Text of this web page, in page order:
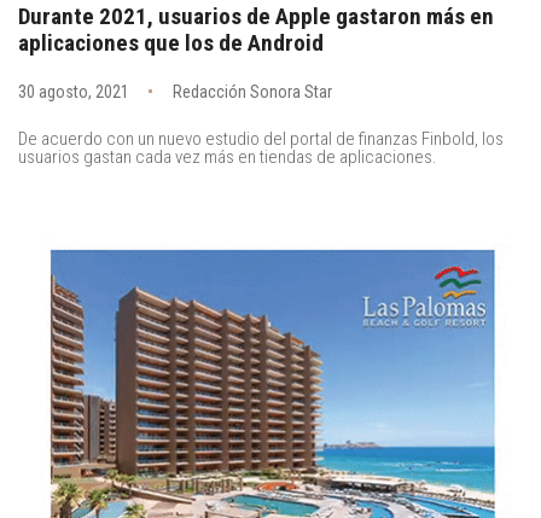
Durante 2021, usuarios de Apple gastaron más en
aplicaciones que los de Android
30 agosto, 2021 Redacción Sonora Star
De acuerdo con un nuevo estudio del portal de finanzas Finbold, los
usuarios gastan cada vez más en tiendas de aplicaciones.